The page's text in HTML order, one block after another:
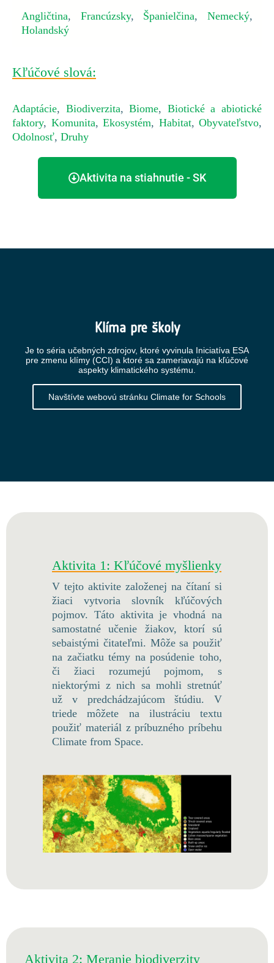
Angličtina, Francúzsky, Španielčina,Nemecký,
Holandský
Kľúčové slová:
Adaptácie, Biodiverzita,Biome, Biotické a abiotické
faktory, Komunita, Ekosystém, Habitat, Obyvateľstvo,
Odolnosť, Druhy
Aktivita na stiahnutie - SK
Klíma pre školy
Je to séria učebných zdrojov, ktoré vyvinula Iniciatíva ESA
pre zmenu klímy (CCI) a ktoré sa zameriavajú na kľúčové
aspekty klimatického systému.
Navštívte webovú stránku Climate for Schools
Aktivita 1: Kľúčové myšlienky
V tejto aktivite založenej na čítaní si
žiaci vytvoria slovník kľúčových
pojmov. Táto aktivita je vhodná na
samostatné učenie žiakov, ktorí sú
sebaistými čitateľmi. Môže sa použiť
na začiatku témy na posúdenie toho,
či žiaci rozumejú pojmom, s
niektorými z nich sa mohli stretnúť
už v predchádzajúcom štúdiu. V
triede môžete na ilustráciu textu
použiť materiál z príbuzného príbehu
Climate from Space.
Aktivita 2: Meranie biodiverzity